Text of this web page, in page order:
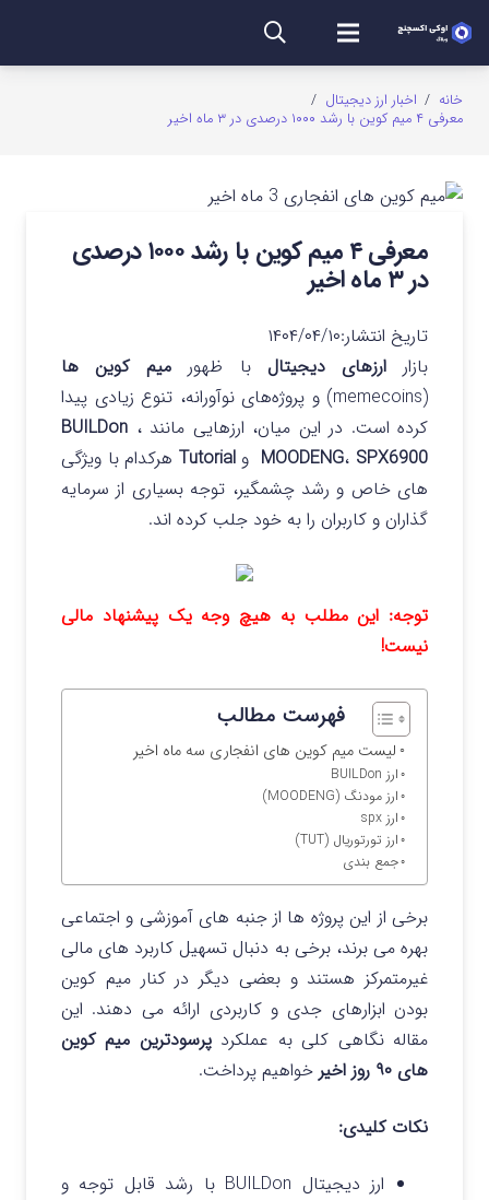
خانه / اخبار ارز دیجیتال /
معرفی ۴ میم کوین با رشد ۱۰۰۰ درصدی در ۳ ماه اخیر
معرفی ۴ میم کوین با رشد ۱۰۰۰ درصدی
در ۳ ماه اخیر
تاریخ انتشار:۱۴۰۴/۰۴/۱۰
بازارارزهای دیجیتال با ظهور میم‌ کوین‌ ها
(memecoins) و پروژه‌های نوآورانه، تنوع زیادی پیدا
کرده است. در این میان، ارزهایی مانند BUILDon ،
MOODENG، SPX6900 وTutorial هرکدام با ویژگی‌
های خاص و رشد چشمگیر، توجه بسیاری از سرمایه‌
گذاران و کاربران را به خود جلب کرده‌ اند.
توجه: این مطلب به هیچ وجه یک پیشنهاد مالی
نیست!
فهرست مطالب
لیست میم کوین های انفجاری سه ماه اخیر
ارز BUILDon
ارز مودنگ (MOODENG)
ارز spx
ارز تورتوریال (TUT)
جمع بندی
برخی از این پروژه‌ ها از جنبه‌ های آموزشی و اجتماعی
بهره می‌ برند، برخی به دنبال تسهیل کاربرد های مالی
غیرمتمرکز هستند و بعضی دیگر در کنار میم کوین
بودن ابزارهای جدی و کاربردی ارائه می‌ دهند. این
مقاله نگاهی کلی به عملکرد پرسودترین میم کوین
های ۹۰ روز اخیر
خواهیم پرداخت.
نکات کلیدی:
ارز دیجیتال BUILDon با رشد قابل توجه و